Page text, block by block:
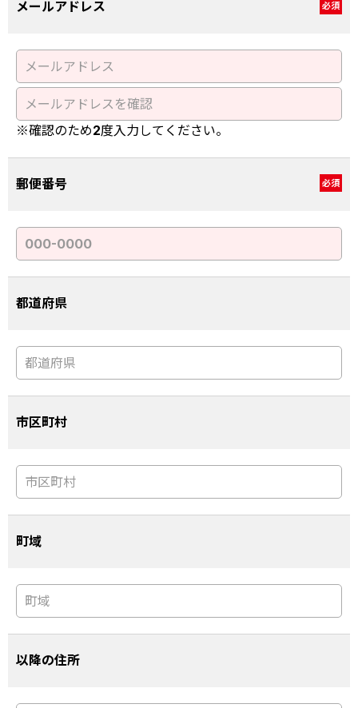
メールアドレス 必須
※確認のため2度入力してください。
郵便番号 必須
都道府県
市区町村
町域
以降の住所